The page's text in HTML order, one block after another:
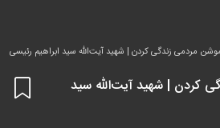
مردمی زندگی کردن | شهید آیت‌الله سید ابراهیم رئیسی
کردن | شهید آیت‌الله سید